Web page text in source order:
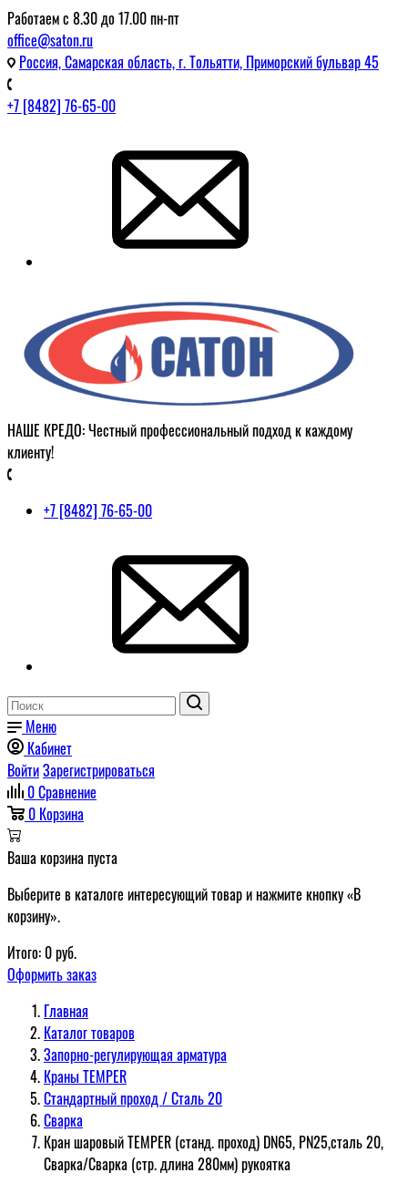
Работаем с 8.30 до 17.00 пн-пт
office@saton.ru
Россия, Самарская область, г. Тольятти, Приморский бульвар 45
+7 [8482] 76-65-00
НАШЕ КРЕДО: Честный профессиональный подход к каждому
клиенту!
+7 [8482] 76-65-00
Меню
Кабинет
ВойтиЗарегистрироваться
0Сравнение
0 Корзина
Ваша корзина пуста
Выберите в каталоге интересующий товар и нажмите кнопку «В
корзину».
Итого: 0руб.
Оформить заказ
Главная
Каталог товаров
Запорно-регулирующая арматура
Краны TEMPER
Стандартный проход / Cталь 20
Сварка
Кран шаровый TEMPER (станд. проход) DN65, PN25,сталь 20,
Сварка/Сварка (стр. длина 280мм) рукоятка